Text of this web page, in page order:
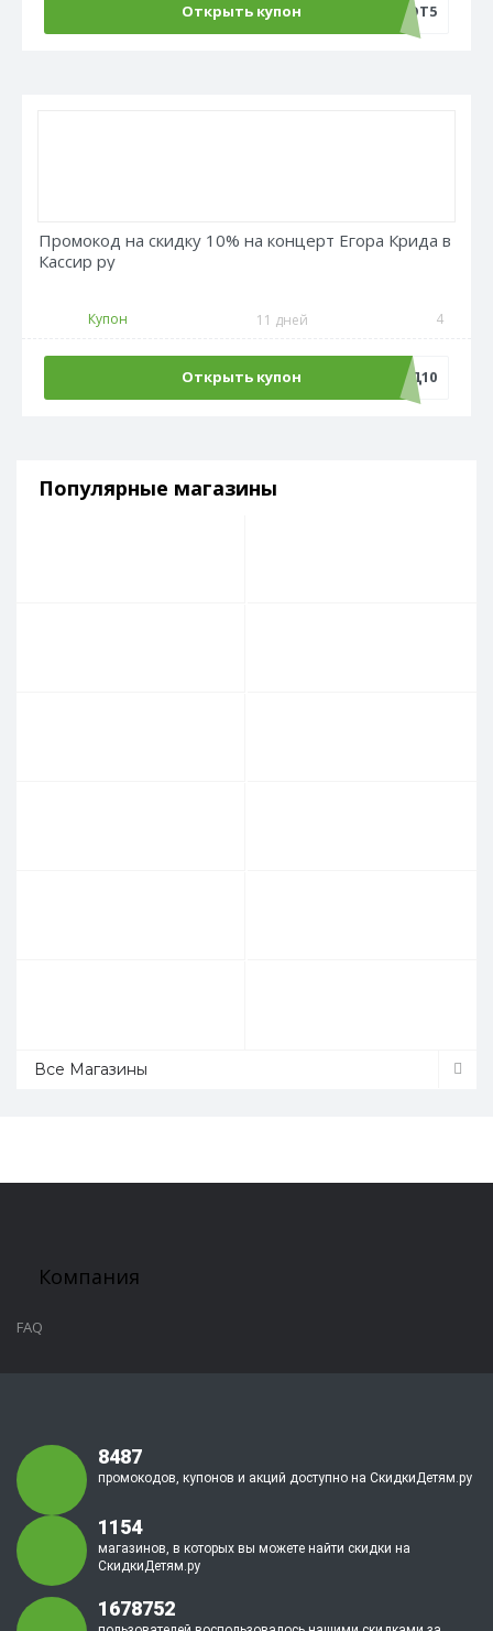
Открыть купон МОТ5
Промокод на скидку 10% на концерт Егора Крида в
Кассир ру
Купон 11 дней 4
Открыть купон КРИД10
Популярные магазины
Все Магазины
Компания
FAQ
8487
промокодов, купонов и акций доступно на СкидкиДетям.ру
1154
магазинов, в которых вы можете найти скидки на
СкидкиДетям.ру
1678752